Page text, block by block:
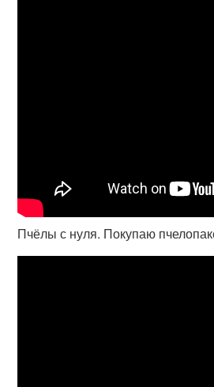
Пчёлы с нуля. Покупаю